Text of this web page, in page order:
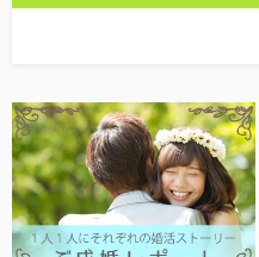
お金のこと
会社概要